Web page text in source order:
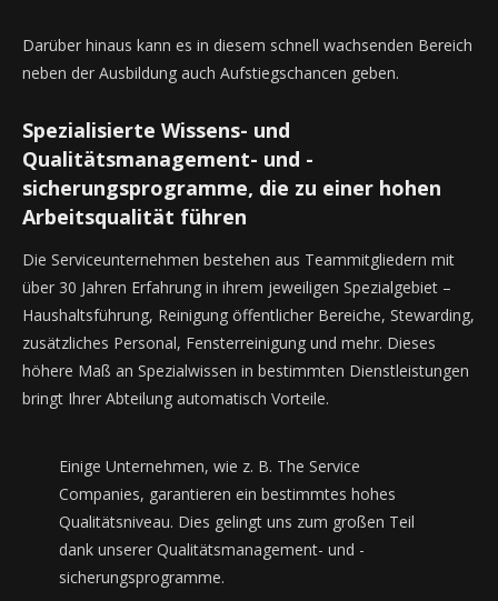
Darüber hinaus kann es in diesem schnell wachsenden Bereich
neben der Ausbildung auch Aufstiegschancen geben.
Spezialisierte Wissens- und
Qualitätsmanagement- und -
sicherungsprogramme, die zu einer hohen
Arbeitsqualität führen
Die Serviceunternehmen bestehen aus Teammitgliedern mit
über 30 Jahren Erfahrung in ihrem jeweiligen Spezialgebiet –
Haushaltsführung, Reinigung öffentlicher Bereiche, Stewarding,
zusätzliches Personal, Fensterreinigung und mehr. Dieses
höhere Maß an Spezialwissen in bestimmten Dienstleistungen
bringt Ihrer Abteilung automatisch Vorteile.
Einige Unternehmen, wie z. B. The Service
Companies, garantieren ein bestimmtes hohes
Qualitätsniveau. Dies gelingt uns zum großen Teil
dank unserer Qualitätsmanagement- und -
sicherungsprogramme.